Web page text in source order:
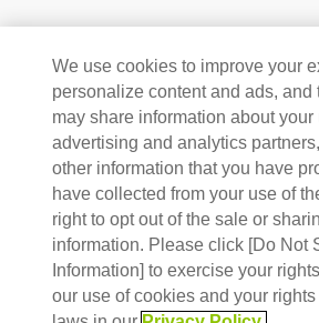
We use cookies to improve your
personalize content and ads, and
may share information about
advertising and analytics
other information that you have
have collected from your use of
right to opt out of the sale or
information. Please click [Do Not
Information] to exercise your
our use of cookies and your